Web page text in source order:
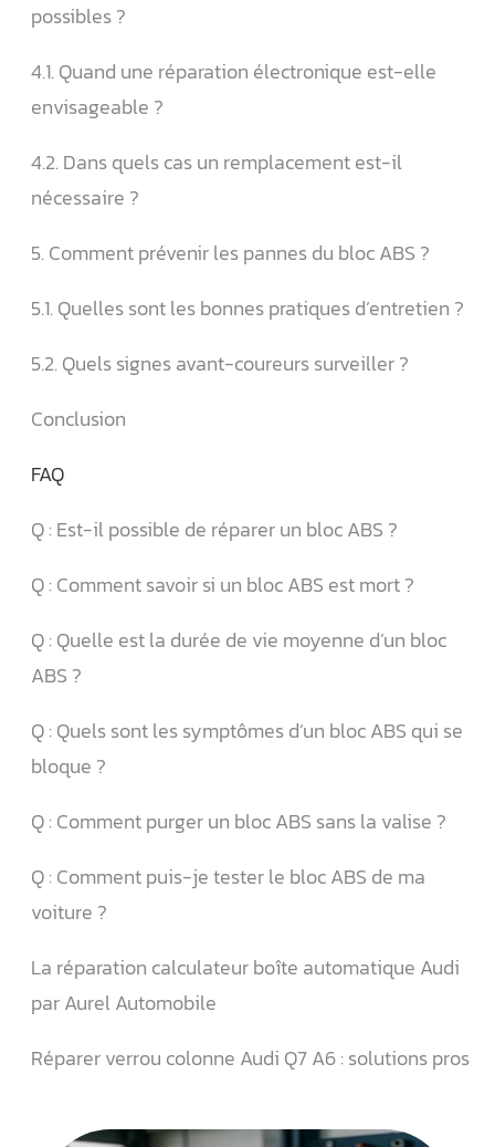
possibles ?
4.1. Quand une réparation électronique est-elle
envisageable ?
4.2. Dans quels cas un remplacement est-il
nécessaire ?
5. Comment prévenir les pannes du bloc ABS ?
5.1. Quelles sont les bonnes pratiques d’entretien ?
5.2. Quels signes avant-coureurs surveiller ?
Conclusion
FAQ
Q : Est-il possible de réparer un bloc ABS ?
Q : Comment savoir si un bloc ABS est mort ?
Q : Quelle est la durée de vie moyenne d’un bloc
ABS ?
Q : Quels sont les symptômes d’un bloc ABS qui se
bloque ?
Q : Comment purger un bloc ABS sans la valise ?
Q : Comment puis-je tester le bloc ABS de ma
voiture ?
La réparation calculateur boîte automatique Audi
par Aurel Automobile
Réparer verrou colonne Audi Q7 A6 : solutions pros